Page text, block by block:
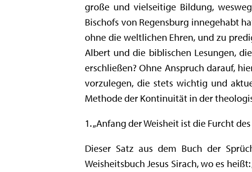
große und vielseitige Bildung,
Bischofs von Regensburg innegehabt
ohne die weltlichen Ehren, und zu
Albert und die biblischen Lesungen,
erschließen? Ohne Anspruch darauf,
vorzulegen, die stets wichtig und
Methode der Kontinuität in der
1. „Anfang der Weisheit ist die Furcht des
Dieser Satz aus dem Buch der
Weisheitsbuch Jesus Sirach, wo es